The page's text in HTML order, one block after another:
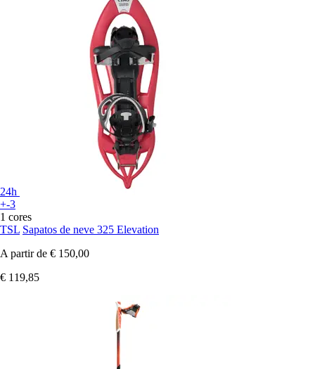
24h
+-3
1 cores
TSL Sapatos de neve 325 Elevation
A partir de € 150,00
€ 119,85